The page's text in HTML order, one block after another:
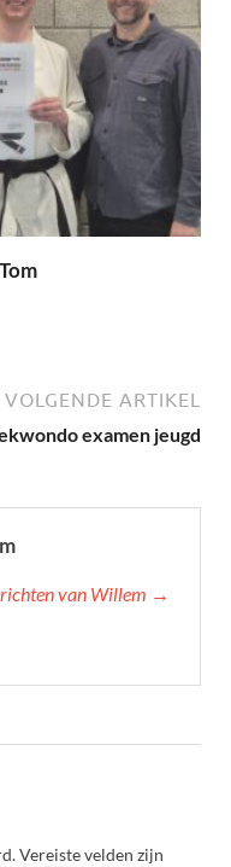
VOLGENDE ARTIKEL
examen jeugd
van Willem →
Vereiste velden zijn